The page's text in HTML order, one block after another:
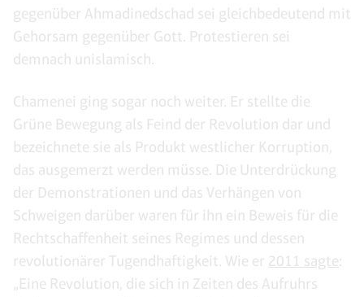
gegenüber Ahmadinedschad sei gleichbedeutend mit
Gehorsam gegenüber Gott. Protestieren sei
demnach unislamisch.
Chamenei ging sogar noch weiter. Er stellte die
Grüne Bewegung als Feind der Revolution dar und
bezeichnete sie als Produkt westlicher Korruption,
das ausgemerzt werden müsse. Die Unterdrückung
der Demonstrationen und das Verhängen von
Schweigen darüber waren für ihn ein Beweis für die
Rechtschaffenheit seines Regimes und dessen
revolutionärer Tugendhaftigkeit. Wie er 2011 sagte:
„Eine Revolution, die sich in Zeiten des Aufruhrs